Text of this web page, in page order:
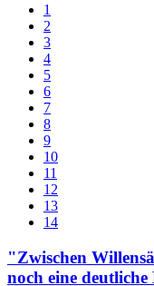
1
2
3
4
5
6
7
8
9
10
11
12
13
14
"Zwischen
noch eine